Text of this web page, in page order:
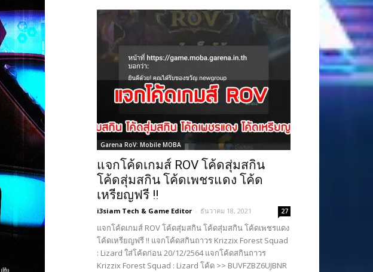
Garena RoV: Mobile MOBA
แจกโค้ดเกมส์ ROV โค้ดสุ่มสกิน
โค้ดสุ่มสกิน โค้ดเพชรแดง โค้ด
เหรียญฟรี !!
i3siam Tech & Game Editor - ธันวาคม 18, 2021 27
แจกโค้ดเกมส์ ROV โค้ดสุ่มสกิน โค้ดสุ่มสกิน โค้ดเพชรแดง
โค้ดเหรียญฟรี !! แจกโค้ดสกินถาวร Krizzix Forest Squad
: Lizard ใส่โค้ดก่อน 20/12/2564 แจกโค้ดสกินถาวร
Krizzix Forest Squad : Lizard โค้ด >> BUVFZBZ6UJBNR